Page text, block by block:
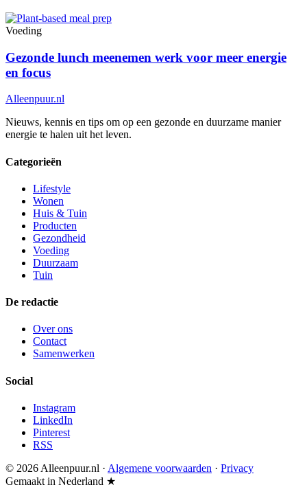
Voeding
Gezonde lunch meenemen werk voor meer energie
en focus
Alleenpuur.nl
Nieuws, kennis en tips om op een gezonde en duurzame manier
energie te halen uit het leven.
Categorieën
Lifestyle
Wonen
Huis & Tuin
Producten
Gezondheid
Voeding
Duurzaam
Tuin
De redactie
Over ons
Contact
Samenwerken
Social
Instagram
LinkedIn
Pinterest
RSS
© 2026 Alleenpuur.nl · Algemene voorwaarden · Privacy
Gemaakt in Nederland ★